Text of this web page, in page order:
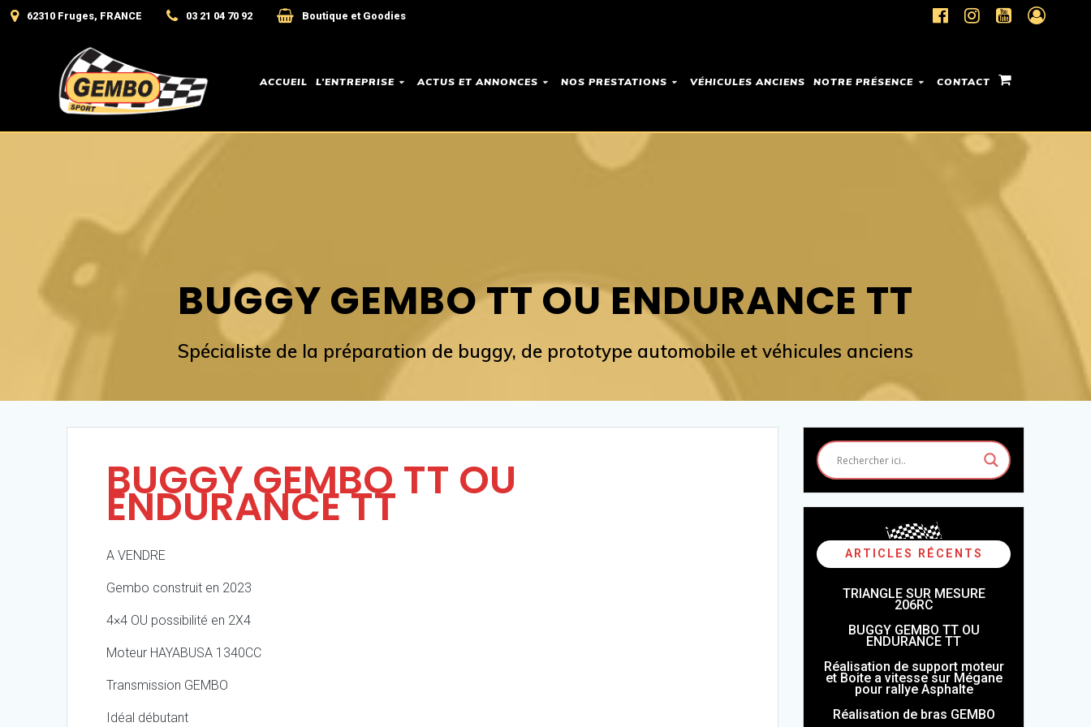
62310 Fruges, FRANCE 03 21 04 70 92 Boutique et Goodies
ACCUEIL L’ENTREPRISE ACTUS ET ANNONCES NOS PRESTATIONS VÉHICULES ANCIENS NOTRE PRÉSENCE CONTACT
BUGGY GEMBO TT OU ENDURANCE TT
Spécialiste de la préparation de buggy, de prototype automobile et véhicules anciens
BUGGY GEMBO TT OU
ENDURANCE TT
A VENDRE
Gembo construit en 2023
4×4 OU possibilité en 2X4
Moteur HAYABUSA 1340CC
Transmission GEMBO
Idéal débutant
ARTICLES RÉCENTS
TRIANGLE SUR MESURE
206RC
BUGGY GEMBO TT OU
ENDURANCE TT
Réalisation de support moteur
et Boite a vitesse sur Mégane
pour rallye Asphalte
Réalisation de bras GEMBO